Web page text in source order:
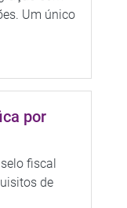
Um único
por
fiscal
de